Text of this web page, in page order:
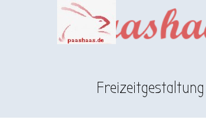
Direkt zum Seiteninhalt
Menü